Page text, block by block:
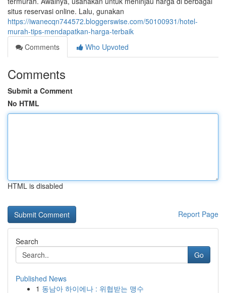
situs reservasi online. Lalu, gunakan
https://iwanecqn744572.bloggerswise.com/50100931/hotel-
murah-tips-mendapatkan-harga-terbaik
Comments
Who Upvoted
Comments
Submit a Comment
No HTML
HTML is disabled
Report Page
Search
Go
Published News
1 동남아 하이에나 : 위협받는 맹수